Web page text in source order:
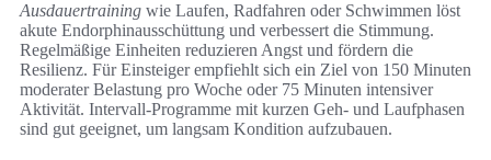
Ausdauertraining wie Laufen, Radfahren oder Schwimmen löst
akute Endorphinausschüttung und verbessert die Stimmung.
Regelmäßige Einheiten reduzieren Angst und fördern die
Resilienz. Für Einsteiger empfiehlt sich ein Ziel von 150 Minuten
moderater Belastung pro Woche oder 75 Minuten intensiver
Aktivität. Intervall-Programme mit kurzen Geh- und Laufphasen
sind gut geeignet, um langsam Kondition aufzubauen.